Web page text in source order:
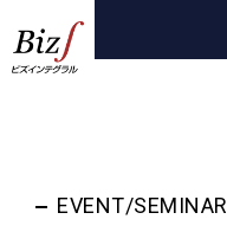
EVENT/SEMINAR